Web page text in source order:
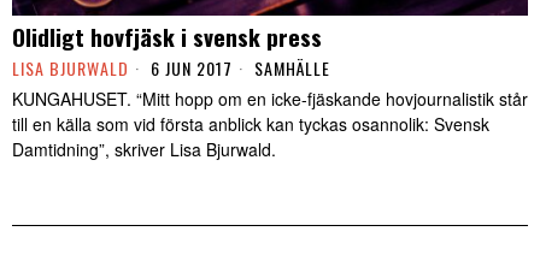
Olidligt hovfjäsk i svensk press
LISA BJURWALD 6 JUN 2017 SAMHÄLLE
KUNGAHUSET. “Mitt hopp om en icke-fjäskande hovjournalistik står
till en källa som vid första anblick kan tyckas osannolik: Svensk
Damtidning”, skriver Lisa Bjurwald.